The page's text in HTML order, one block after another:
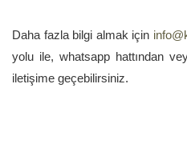
Daha fazla bilgi almak için
yolu ile, whatsapp hattından
iletişime geçebilirsiniz.